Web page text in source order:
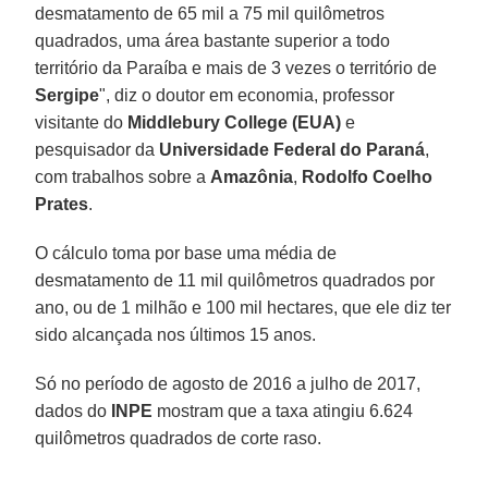
desmatamento de 65 mil a 75 mil quilômetros
quadrados, uma área bastante superior a todo
território da Paraíba e mais de 3 vezes o território de
Sergipe", diz o doutor em economia, professor
visitante do Middlebury College (EUA) e
pesquisador da Universidade Federal do Paraná,
com trabalhos sobre a Amazônia, Rodolfo Coelho
Prates.
O cálculo toma por base uma média de
desmatamento de 11 mil quilômetros quadrados por
ano, ou de 1 milhão e 100 mil hectares, que ele diz ter
sido alcançada nos últimos 15 anos.
Só no período de agosto de 2016 a julho de 2017,
dados do
INPE mostram que a taxa atingiu 6.624
quilômetros quadrados de corte raso.